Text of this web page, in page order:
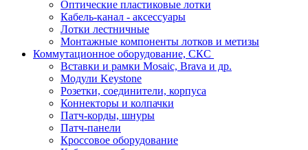
Оптические пластиковые лотки
Кабель-канал - аксессуары
Лотки лестничные
Монтажные компоненты лотков и метизы
Коммутационное оборудование, СКС
Вставки и рамки Mosaic, Brava и др.
Модули Keystone
Розетки, соединители, корпуса
Коннекторы и колпачки
Патч-корды, шнуры
Патч-панели
Кроссовое оборудование